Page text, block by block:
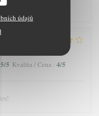
údajů
5/5 Kvalita / Cena : 4/5